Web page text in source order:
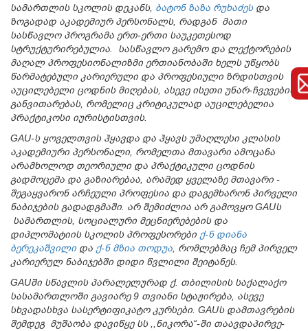
სამართლის სკოლის დეკანს, ბატონ ზაზა რუხაძესდა
ზოგადად აკადემიურ პერსონალს, რადგან მათი
სასწავლო პროგრამა ერთ-ერთი საუკეთესოდ
სტრუქტურირებულია. სასწავლო გარემო და ლექტორების
მაღალ პროფესიონალიზმი ერთიანობაში ხელს უწყობს
წარმატებული კარიერული და პროფესიული ზრდისთვის
აუცილებელი ცოდნის მიღებას, ასევე ისეთი უნარ-ჩვევების
განვითარებას, რომელიც კრიტიკულად აუცილებელია
პრაქტიკოსი იურისტისთვის.
GAU-ს ყოველთვის ჰყავდა და ჰყავს უმაღლესი კლასის
აკადემიური პერსონალი, რომელთა მთავარი ამოცანა
არამხოლოდ თეორიული და პრაქტიკული ცოდნის
გადმოცემა და გაზიარებაა, არამედ ყველაზე მთავარი -
შეგაყვარონ არჩეული პროფესია და დაგემხარონ პირველი
ნაბიჯების გადადგმაში. არ შემიძლია არ გამოვყოGAUს
სამართლის, სოციალური მეცნიერებების და
დიპლომატიის სკოლის პროფესორები ქ-ნ დიანა
ბერეკაშვილი და ქ-ნ მზია თოდუა , რომლებმაც ჩემ პირველ
კარიერულ ნაბიჯებში დიდი წვლილი შეიტანეს.
GAUში სწავლის პარალელურად ქ. თბილისის საქალაქო
სასამართლოში გავიარე 9 თვიანი სტაჟირება, ასევე
სხვადასხვა სასერტიფიკატო კურსები. GAUს დამთავრების
შემდეგ მუშაობა დავიწყე სს ,,ნიკორა“-ში თაავ­და­პირ­ვე­